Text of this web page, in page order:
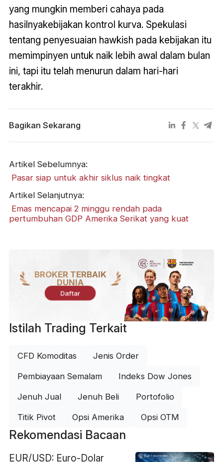
yang mungkin memberi cahaya pada
hasilnyakebijakan kontrol kurva. Spekulasi
tentang penyesuaian hawkish pada kebijakan itu
memimpinyen untuk naik lebih awal dalam bulan
ini, tapi itu telah menurun dalam hari-hari
terakhir.
Bagikan Sekarang
Artikel Sebelumnya:
​ Pasar siap untuk akhir siklus naik tingkat
Artikel Selanjutnya:
​ Emas mencapai 2 minggu rendah pada
pertumbuhan GDP Amerika Serikat yang kuat
BROKER TERBAIK
DUNIA
Daftar
Istilah Trading Terkait
CFD Komoditas Jenis Order
Pembiayaan Semalam Indeks Dow Jones
Jenuh Jual Jenuh Beli Portofolio
Titik Pivot Opsi Amerika Opsi OTM
Rekomendasi Bacaan
EUR/USD: Euro-Dolar